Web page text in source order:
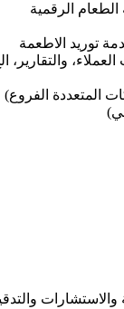
الرقمية
توريد الاطعمة
والتقارير،
المتعددة الفروع)
والاستشارات